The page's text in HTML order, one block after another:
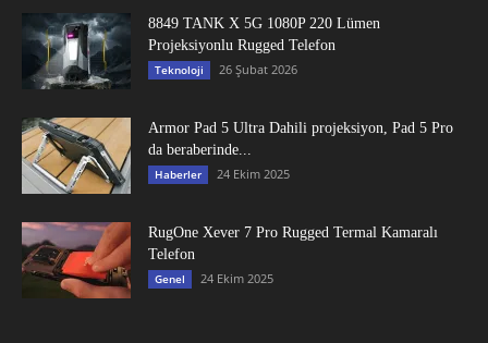
8849 TANK X 5G 1080P 220 Lümen
Projeksiyonlu Rugged Telefon
Teknoloji 26 Şubat 2026
Armor Pad 5 Ultra Dahili projeksiyon, Pad 5 Pro
da beraberinde...
Haberler 24 Ekim 2025
RugOne Xever 7 Pro Rugged Termal Kamaralı
Telefon
Genel 24 Ekim 2025